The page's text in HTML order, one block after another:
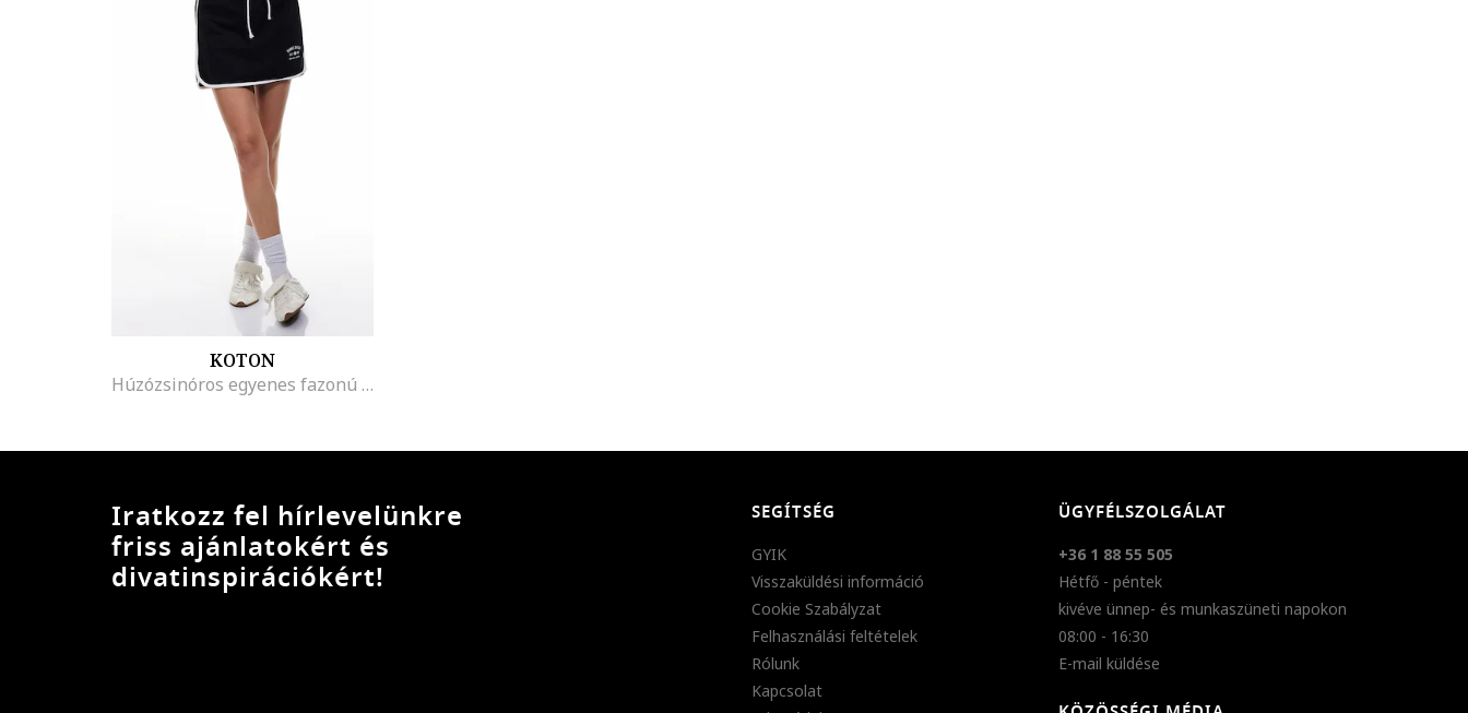
KOTON
Húzózsinóros egyenes fazonú szoknya, Fekete/Törtfehér
Iratkozz fel hírlevelünkre
friss ajánlatokért és
divatinspirációkért!
SEGÍTSÉG
GYIK
Visszaküldési információ
Cookie Szabályzat
Felhasználási feltételek
Rólunk
Kapcsolat
ÜGYFÉLSZOLGÁLAT
+36 1 88 55 505
Hétfő - péntek
kivéve ünnep- és munkaszüneti napokon
08:00 - 16:30
E-mail küldése